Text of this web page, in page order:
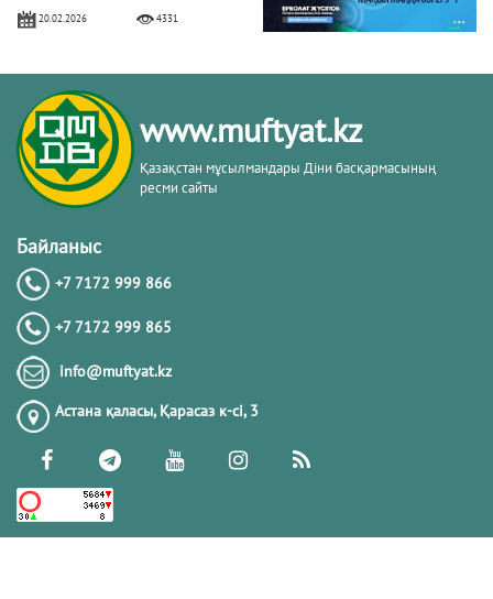
20.02.2026 4331
Жүрек сырлары 2-дәріс. Тәубе
тақырыбы. Әр-рисала әл-Қушайрия
кітабы негізінде
20.02.2026
20.02.2026
РАМАЗАН – РАХЫМ, КЕШІРІМ ЖӘНЕ
ТОЗАҚТАН ҚҰТЫЛУ АЙЫ
19.02.2026 7537
РАМАЗАН ҚАРСАҢЫНДАҒЫ
www.muftyat.kz
Қазақстан мұсылмандары Діни басқармасының
ресми сайты
Байланыс
+7 7172 999 866
+7 7172 999 865
info@muftyat.kz
Астана қаласы, Қарасаз к-сi, 3